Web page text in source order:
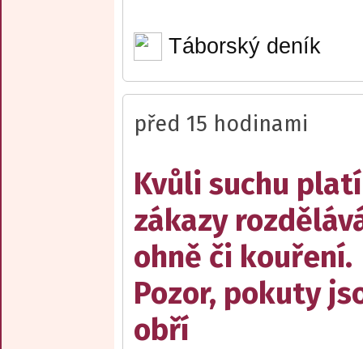
Táborský deník
před 15 hodinami
Kvůli suchu
zákazy
ohně či kouření.
Pozor, pokuty
obří